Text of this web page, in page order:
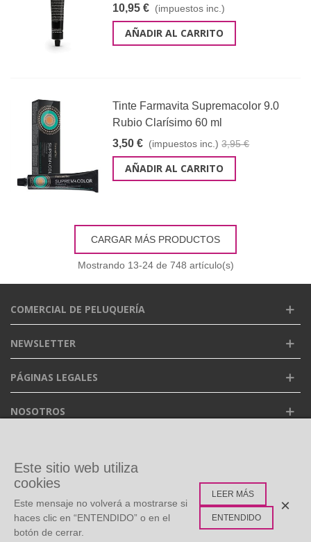
10,95 € (impuestos inc.)
AÑADIR AL CARRITO
Tinte Farmavita Supremacolor 9.0
Rubio Clarísimo 60 ml
3,50 € (impuestos inc.) 3,95 €
AÑADIR AL CARRITO
CARGAR MÁS PRODUCTOS
Mostrando 13-24 de 748 artículo(s)
COMERCIAL DE PELUQUERÍA
NEWSLETTER
PÁGINAS LEGALES
NOSOTROS
ETIQUETAS POPULARES
Este sitio web utiliza
cookies
Este mensaje no volverá a mostrarse si
haces clic en “ENTENDIDO” o en el
botón de cerrar.
LEER MÁS
ENTENDIDO
×